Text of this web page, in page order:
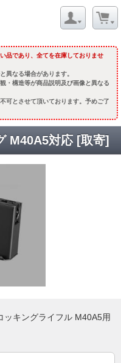
品であり、全てを在庫しておりませ
異なる場合があります。
・構造等が商品説明及び画像と異なる
可とさせて頂いております。予めご了
M40A5対応 [取寄]
キングライフル M40A5用